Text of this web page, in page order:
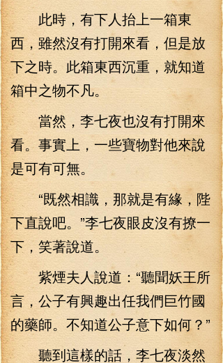
此時，有下人抬上一箱東
西，雖然沒有打開來看，但是放
下之時。此箱東西沉重，就知道
箱中之物不凡。
當然，李七夜也沒有打開來
看。事實上，一些寶物對他來說
是可有可無。
“既然相識，那就是有緣，陛
下直說吧。”李七夜眼皮沒有撩一
下，笑著說道。
紫煙夫人說道：“聽聞妖王所
言，公子有興趣出任我們巨竹國
的藥師。不知道公子意下如何？”
聽到這樣的話，李七夜淡然